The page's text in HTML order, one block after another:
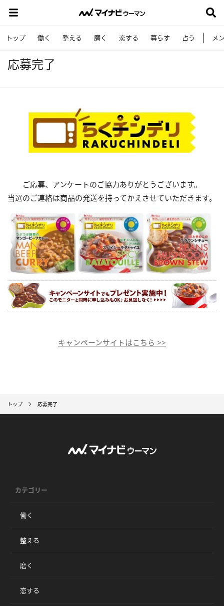
トップ 働く 整える 磨く 恋する 暮らす 占う メ
応募完了
ご応募、アンケートのご協力ありがとうございます。
当選のご連絡は商品の発送を持ってかえさせていただきます。
キャンペーンサイトはこちら >>
トップ 応募完了
カテゴリー
働く
整える
磨く
恋する